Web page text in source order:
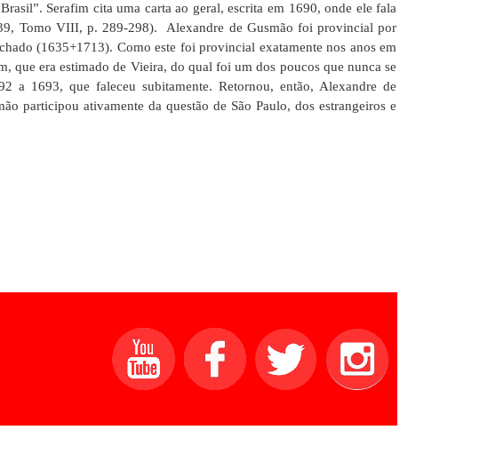
Serafim cita uma carta ao geral, escrita em 1690, onde ele fala
Tomo VIII, p. 289-298). Alexandre de Gusmão foi provincial por
(1635+1713). Como este foi provincial exatamente nos anos em
que era estimado de Vieira, do qual foi um dos poucos que nunca se
1693, que faleceu subitamente. Retornou, então, Alexandre de
participou ativamente da questão de São Paulo, dos estrangeiros e